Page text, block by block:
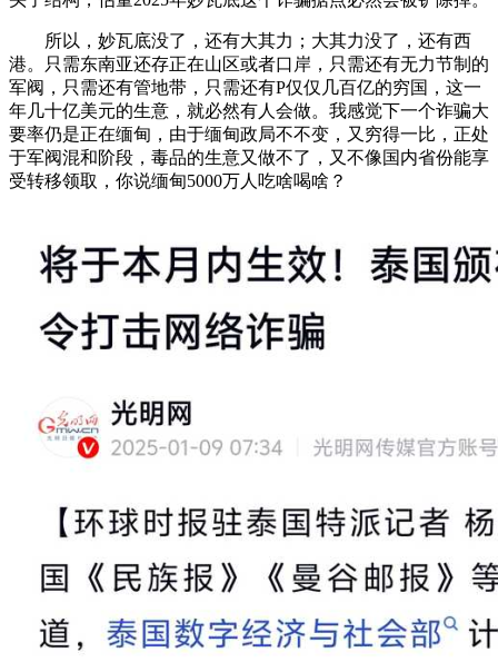
所以，妙瓦底没了，还有大其力；大其力没了，还有西
港。只需东南亚还存正在山区或者口岸，只需还有无力节制的
军阀，只需还有管地带，只需还有P仅仅几百亿的穷国，这一
年几十亿美元的生意，就必然有人会做。我感觉下一个诈骗大
要率仍是正在缅甸，由于缅甸政局不不变，又穷得一比，正处
于军阀混和阶段，毒品的生意又做不了，又不像国内省份能享
受转移领取，你说缅甸5000万人吃啥喝啥？